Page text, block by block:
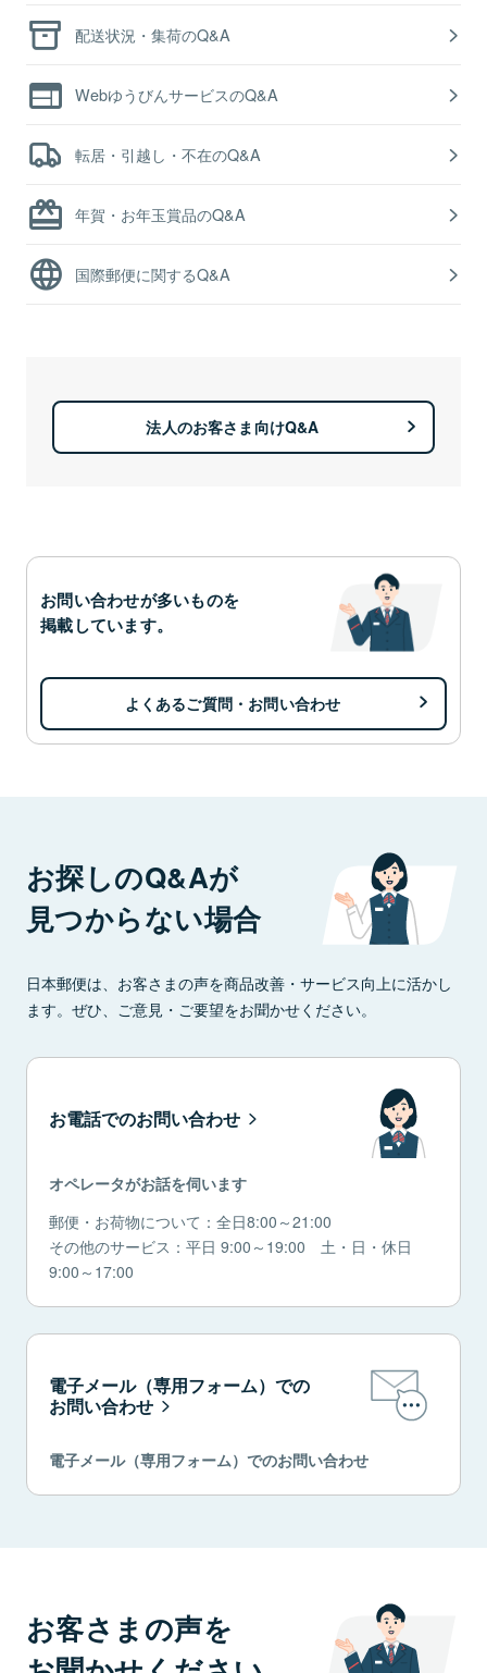
配送状況・集荷のQ&A
WebゆうびんサービスのQ&A
転居・引越し・不在のQ&A
年賀・お年玉賞品のQ&A
国際郵便に関するQ&A
法人のお客さま向けQ&A
お問い合わせが多いものを
掲載しています。
よくあるご質問・お問い合わせ
お探しのQ&Aが
見つからない場合
日本郵便は、お客さまの声を商品改善・サービス向上に活かし
ます。ぜひ、ご意見・ご要望をお聞かせください。
お電話でのお問い合わせ
オペレータがお話を伺います
郵便・お荷物について：全日8:00～21:00
その他のサービス：平日 9:00～19:00 土・日・休日
9:00～17:00
電子メール（専用フォーム）での
お問い合わせ
電子メール（専用フォーム）でのお問い合わせ
お客さまの声を